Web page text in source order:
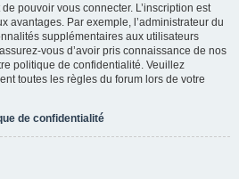
pouvoir vous connecter. L’inscription est
avantages. Par exemple, l’administrateur du
supplémentaires aux utilisateurs
vous d’avoir pris connaissance de nos
politique de confidentialité. Veuillez
toutes les règles du forum lors de votre
de confidentialité